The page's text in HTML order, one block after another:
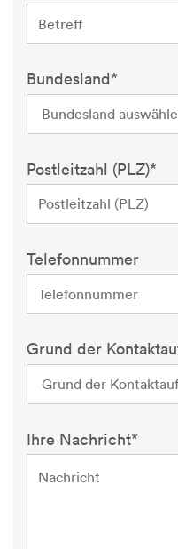
Bundesland*
Postleitzahl (PLZ)*
Telefonnummer
Grund der
Ihre Nachricht*